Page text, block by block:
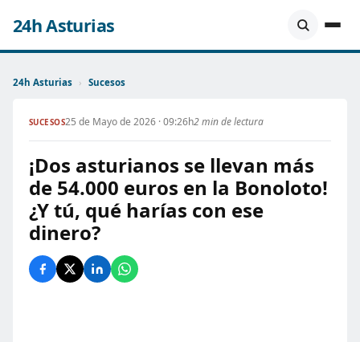
24h Asturias
24h Asturias › Sucesos
SUCESOS25 de Mayo de 2026 · 09:26h2 min de lectura
¡Dos asturianos se llevan más
de 54.000 euros en la Bonoloto!
¿Y tú, qué harías con ese
dinero?